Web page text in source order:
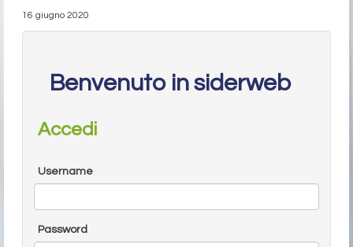
16 giugno 2020
Benvenuto in siderweb
Accedi
Username
Password